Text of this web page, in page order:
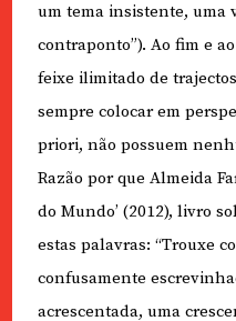
um tema insistente, uma
contraponto”). Ao fim e
feixe ilimitado de
sempre colocar em
priori, não possuem
Razão por que Almeida
do Mundo’ (2012), livro
estas palavras: “Trouxe
confusamente
acrescentada, uma